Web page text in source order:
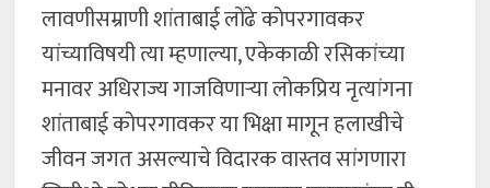
लावणीसम्राणी शांताबाई लोंढे कोपरगावकर
यांच्याविषयी त्या म्हणाल्या, एकेकाळी रसिकांच्या
मनावर अधिराज्य गाजविणाऱ्या लोकप्रिय नृत्यांगना
शांताबाई कोपरगावकर या भिक्षा मागून हलाखीचे
जीवन जगत असल्याचे विदारक वास्तव सांगणारा